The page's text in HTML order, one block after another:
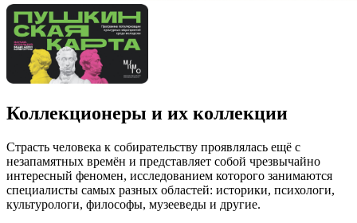
Коллекционеры и их коллекции
Страсть человека к собирательству проявлялась ещё с
незапамятных времён и представляет собой чрезвычайно
интересный феномен, исследованием которого занимаются
специалисты самых разных областей: историки, психологи,
культурологи, философы, музееведы и другие.